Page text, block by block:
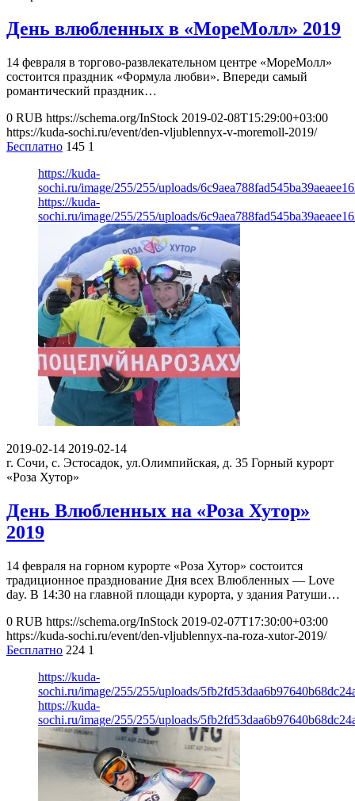
День влюбленных в «МореМолл» 2019
14 февраля в торгово-развлекательном центре «МореМолл»
состоится праздник «Формула любви». Впереди самый
романтический праздник…
0 RUB https://schema.org/InStock 2019-02-08T15:29:00+03:00
https://kuda-sochi.ru/event/den-vljublennyx-v-moremoll-2019/
Бесплатно 145 1
https://kuda-
sochi.ru/image/255/255/uploads/
https://kuda-
sochi.ru/image/255/255/uploads/
2019-02-14 2019-02-14
г. Сочи, с. Эстосадок, ул.Олимпийская, д. 35 Горный курорт
«Роза Хутор»
День Влюбленных на «Роза Хутор»
2019
14 февраля на горном курорте «Роза Хутор» состоится
традиционное празднование Дня всех Влюбленных — Love
day. В 14:30 на главной площади курорта, у здания Ратуши…
0 RUB https://schema.org/InStock 2019-02-07T17:30:00+03:00
https://kuda-sochi.ru/event/den-vljublennyx-na-roza-xutor-2019/
Бесплатно 224 1
https://kuda-
sochi.ru/image/255/255/uploads/
https://kuda-
sochi.ru/image/255/255/uploads/